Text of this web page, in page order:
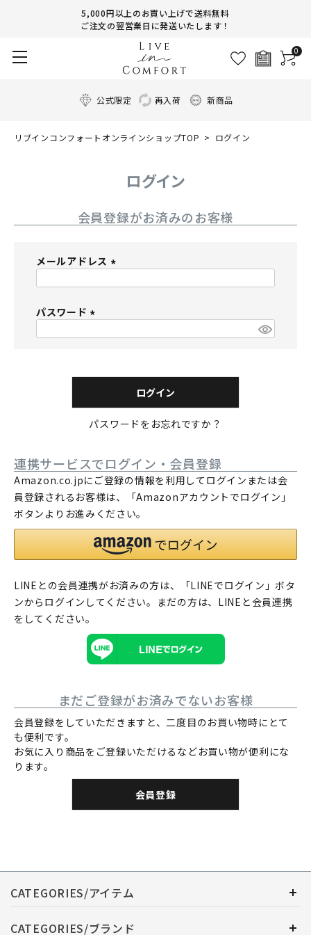
5,000円以上のお買い上げで送料無料
ご注文の翌営業日に発送いたします！
0
公式限定 再入荷 新商品
リブインコンフォートオンラインショップTOP ログイン
ログイン
会員登録がお済みのお客様
メールアドレス
パスワード
)
ログイン
パスワードをお忘れですか？
連携サービスでログイン・会員登録
Amazon.co.jpにご登録の情報を利用してログインまたは会
員登録されるお客様は、「Amazonアカウントでログイン」
ボタンよりお進みください。
LINEとの会員連携がお済みの方は、「LINEでログイン」ボタ
ンからログインしてください。まだの方は、 LINEと会員連携
をしてください。
まだご登録がお済みでないお客様
会員登録をしていただきますと、二度目のお買い物時にとて
も便利です。
お気に入り商品をご登録いただけるなどお買い物が便利にな
ります。
会員登録
CATEGORIES/アイテム
CATEGORIES/ブランド